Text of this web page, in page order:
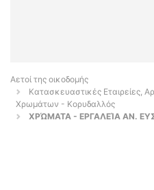
Αετοί της οικοδομής
Κατασκευαστικές Εταιρείες,
Χρωμάτων - Κορυδαλλός
ΧΡΏΜΑΤΑ - ΕΡΓΑΛΕΊΑ ΑΝ.